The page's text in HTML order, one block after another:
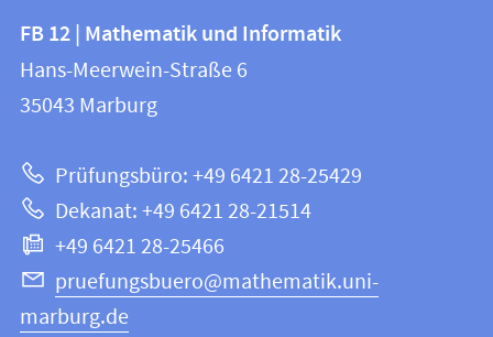
Kontakt
und
Informationen
Website
FB
12
|
und
Informatik
FB 12 | Mathematik und Informatik
Hans-Meerwein-Straße 6
35043 Marburg
Prüfungsbüro: +49 6421 28-25429
Dekanat: +49 6421 28-21514
+49 6421 28-25466
pruefungsbuero@mathematik.uni-
marburg.de